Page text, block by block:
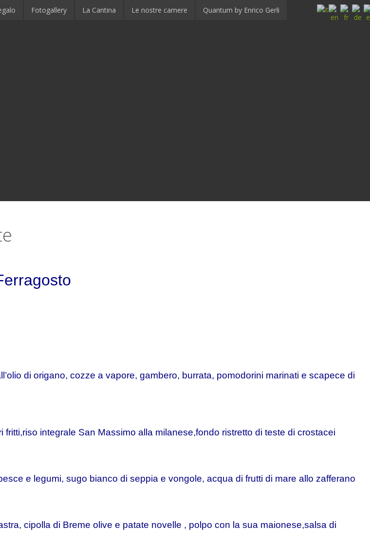
Fotogallery La Cantina Le nostre camere Quantum by Enrico Gerli
di origano, cozze a vapore, gambero, burrata, pomodorini marinati e scapece di
fritti,riso integrale San Massimo alla milanese,fondo ristretto di teste di crostacei
e legumi, sugo bianco di seppia e vongole, acqua di frutti di mare allo zafferano
cipolla di Breme olive e patate novelle , polpo con la sua maionese,salsa di